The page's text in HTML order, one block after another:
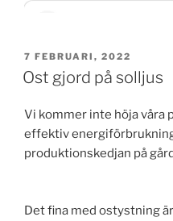
PUBLICERAT
7 FEBRUARI, 2022
Ost gjord på solljus
Vi kommer inte höja våra
effektiv
produktionskedjan på
Det fina med ostystning